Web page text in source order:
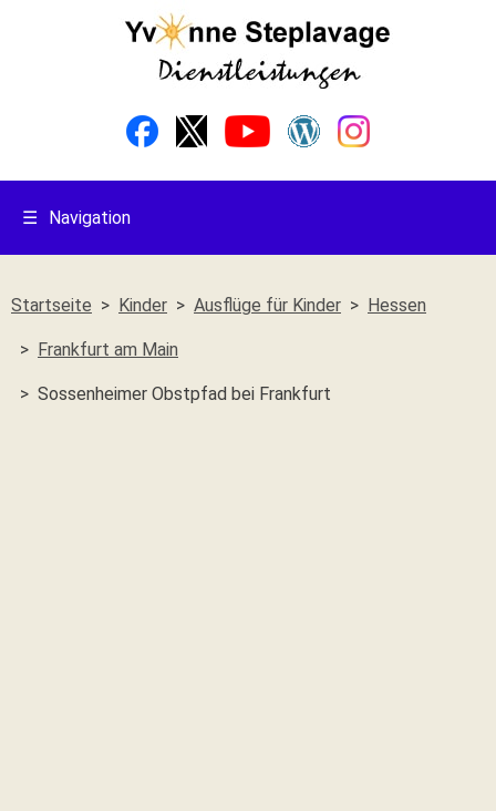
☰ Navigation
Startseite Kinder Ausflüge für Kinder Hessen
Frankfurt am Main
Sossenheimer Obstpfad bei Frankfurt